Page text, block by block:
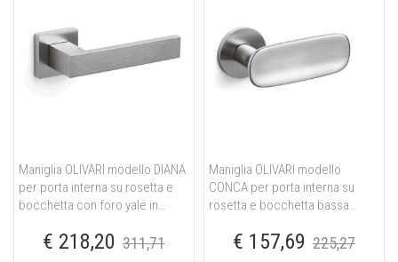
Maniglia OLIVARI modello DIANA
per porta interna su rosetta e
bocchetta con foro yale in
€ 218,20 311,71
Maniglia OLIVARI modello
CONCA per porta interna su
rosetta e bocchetta bassa
cromato opaco
€ 157,69 225,27